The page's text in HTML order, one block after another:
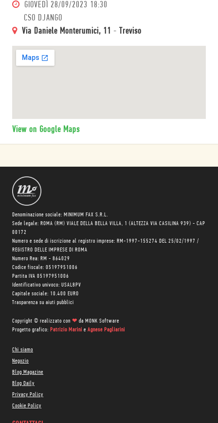
GIOVEDÌ 28/09/2023 18:30
CSO DJANGO
Via Daniele Monterumici, 11 - Treviso
View on Google Maps
Denominazione sociale: MINIMUM FAX S.R.L.
Sede legale: ROMA (RM) VIALE DELLA BELLA VILLA, 1 (ALTEZZA VIA CASILINA 939) - CAP
00172
Numero e sede di iscrizione al registro imprese: RM-1997-155274 DEL 25/02/1997 /
REGISTRO DELLE IMPRESE DI ROMA
Numero Rea: RM - 864029
Codice fiscale: 05197951006
Partita IVA 05197951006
Identificativo univoco: USAL8PV
Capitale sociale: 10.400 EURO
Trasparenza su aiuti pubblici
Copyright © realizzato con ❤ da MONK Software
Progetto grafico: Patrizio Marini e Agnese Pagliarini
Chi siamo
Negozio
Blog Magazine
Blog Daily
Privacy Policy
Cookie Policy